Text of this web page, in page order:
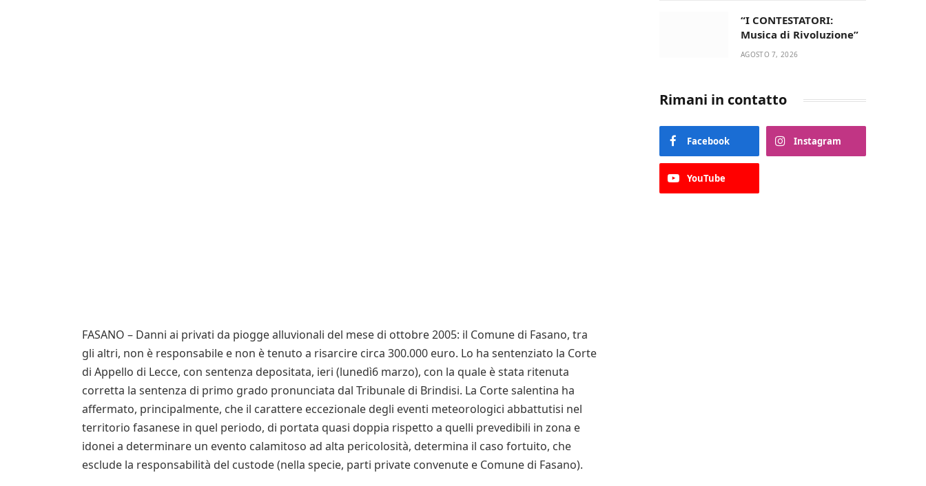
FASANO – Danni ai privati da piogge alluvionali del mese di ottobre 2005: il Comune di Fasano, tra
gli altri, non è responsabile e non è tenuto a risarcire circa 300.000 euro. Lo ha sentenziato la Corte
di Appello di Lecce, con sentenza depositata, ieri (lunedì6 marzo), con la quale è stata ritenuta
corretta la sentenza di primo grado pronunciata dal Tribunale di Brindisi. La Corte salentina ha
affermato, principalmente, che il carattere eccezionale degli eventi meteorologici abbattutisi nel
territorio fasanese in quel periodo, di portata quasi doppia rispetto a quelli prevedibili in zona e
idonei a determinare un evento calamitoso ad alta pericolosità, determina il caso fortuito, che
esclude la responsabilità del custode (nella specie, parti private convenute e Comune di Fasano).
“I CONTESTATORI:
Musica di Rivoluzione”
AGOSTO 7, 2026
Rimani in contatto
Facebook Instagram
YouTube